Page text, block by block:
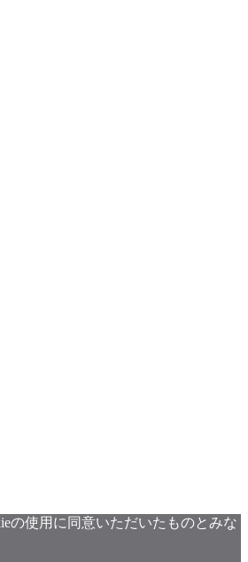
の使用に同意いただいたものとみな